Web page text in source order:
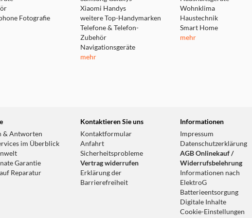
höchste Sicherheitsstandards. So verbindet er Spielspaß mit
Umweltbewusstsein. Für zusätzliche Wissensvermittlung sorgen
spannende Audio- und Videoinhalte, die das Lernen interaktiv
unterstützen. Perfekt für kleine Entdecker und Umweltfreunde!
Welt
und
Fotografie
Xiaomi Handys
weitere Top-Handymarken
Telefone & Telefon-
Zubehör
Navigationsgeräte
mehr
Wohnklima
Haustechnik
Smart Home
mehr
& Antworten
im Überblick
Garantie
Reparatur
Kontaktieren Sie uns
Kontaktformular
Anfahrt
Sicherheitsprobleme
Vertrag widerrufen
Erklärung der
Barrierefreiheit
Informationen
Impressum
Datenschutzerklärung
AGB Onlinekauf /
Widerrufsbelehrung
Informationen nach
ElektroG
Batterieentsorgung
Digitale Inhalte
Cookie-Einstellungen